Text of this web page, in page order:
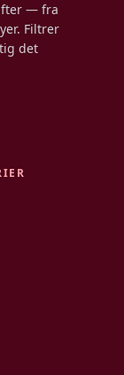
— fra
Filtrer
det